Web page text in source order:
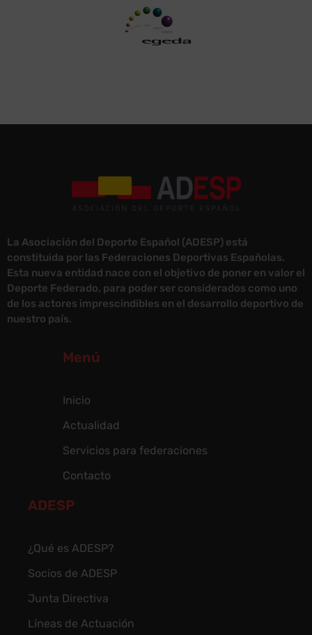
La Asociación del Deporte Español (ADESP) está
constituida por las Federaciones Deportivas Españolas.
Esta nueva entidad nace con el objetivo de poner en valor el
Deporte Federado, para poder ser considerados como uno
de los actores imprescindibles en el desarrollo deportivo de
nuestro país.
Menú
Inicio
Actualidad
Servicios para federaciones
Contacto
ADESP
¿Qué es ADESP?
Socios de ADESP
Junta Directiva
Líneas de Actuación